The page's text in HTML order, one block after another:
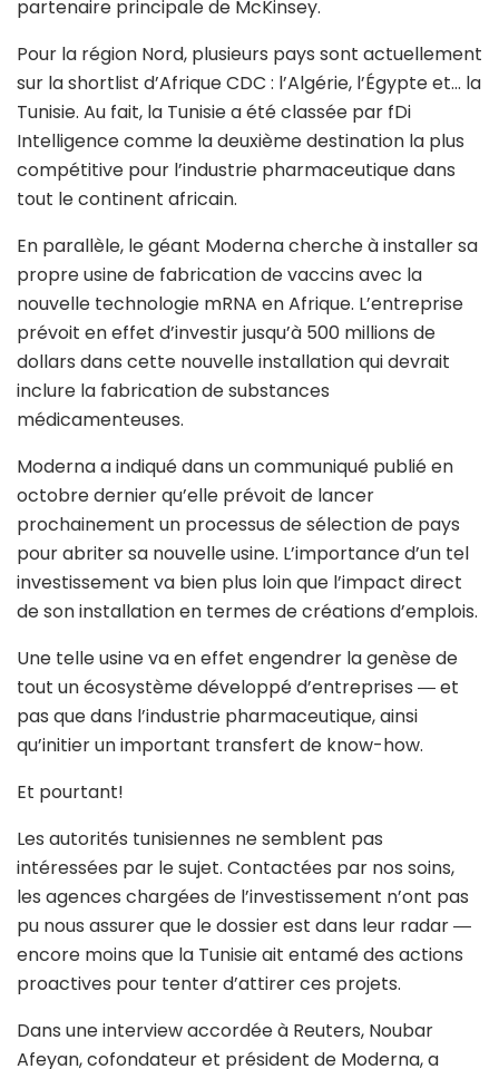
partenaire principale de McKinsey.
Pour la région Nord, plusieurs pays sont actuellement
sur la shortlist d’Afrique CDC : l’Algérie, l’Égypte et… la
Tunisie. Au fait, la Tunisie a été classée par fDi
Intelligence comme la deuxième destination la plus
compétitive pour l’industrie pharmaceutique dans
tout le continent africain.
En parallèle, le géant Moderna cherche à installer sa
propre usine de fabrication de vaccins avec la
nouvelle technologie mRNA en Afrique. L’entreprise
prévoit en effet d’investir jusqu’à 500 millions de
dollars dans cette nouvelle installation qui devrait
inclure la fabrication de substances
médicamenteuses.
Moderna a indiqué dans un communiqué publié en
octobre dernier qu’elle prévoit de lancer
prochainement un processus de sélection de pays
pour abriter sa nouvelle usine. L’importance d’un tel
investissement va bien plus loin que l’impact direct
de son installation en termes de créations d’emplois.
Une telle usine va en effet engendrer la genèse de
tout un écosystème développé d’entreprises ― et
pas que dans l’industrie pharmaceutique, ainsi
qu’initier un important transfert de know-how.
Et pourtant!
Les autorités tunisiennes ne semblent pas
intéressées par le sujet. Contactées par nos soins,
les agences chargées de l’investissement n’ont pas
pu nous assurer que le dossier est dans leur radar ―
encore moins que la Tunisie ait entamé des actions
proactives pour tenter d’attirer ces projets.
Dans une interview accordée à Reuters, Noubar
Afeyan, cofondateur et président de Moderna, a